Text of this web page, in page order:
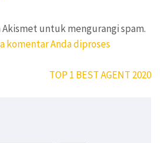
untuk mengurangi spam.
komentar Anda diproses
TOP 1 BEST AGENT 2020